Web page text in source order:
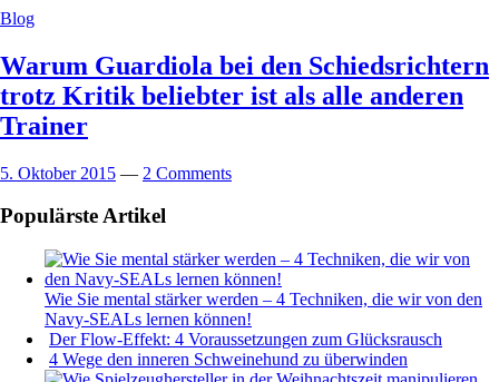
Blog
Warum Guardiola bei den Schiedsrichtern
trotz Kritik beliebter ist als alle anderen
Trainer
5. Oktober 2015 — 2 Comments
Populärste Artikel
Wie Sie mental stärker werden – 4 Techniken, die wir von den
Navy-SEALs lernen können!
Der Flow-Effekt: 4 Voraussetzungen zum Glücksrausch
4 Wege den inneren Schweinehund zu überwinden